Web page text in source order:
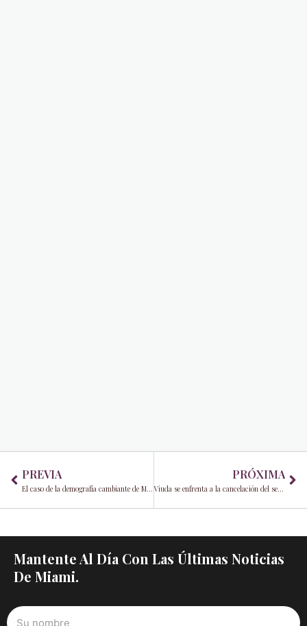
PREVIA
El caso de la demografía cambiante de Miami-Dade: Explorando los factores detrás los cambios en población
PRÓXIMA
Viuda se enfrenta a la cancelación del seguro a pesar de los esfuerzos de reemplazo del techo
Mantente Al Día Con Las Últimas Noticias
De Miami.